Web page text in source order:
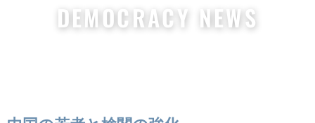
DEMOCRACY NEWS